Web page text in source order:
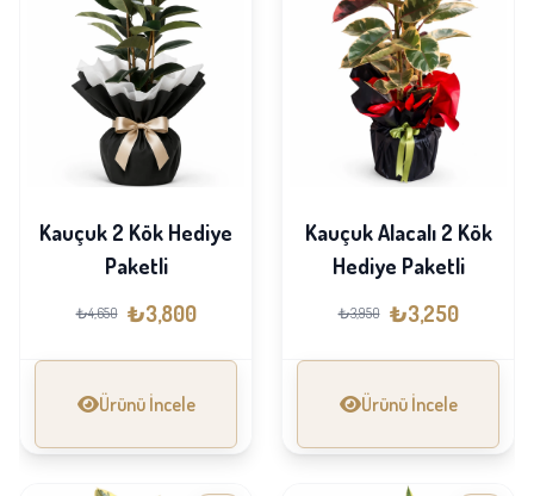
Kauçuk 2 Kök Hediye
Paketli
₺4,650 ₺3,800
Ürünü İncele
Kauçuk Alacalı 2 Kök
Hediye Paketli
₺3,950 ₺3,250
Ürünü İncele